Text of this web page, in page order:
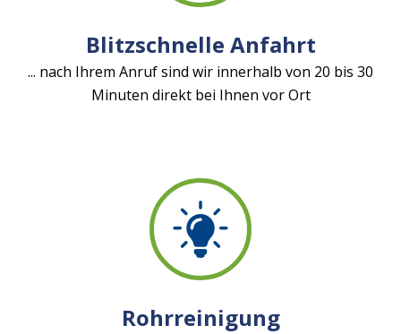
Blitzschnelle Anfahrt
... nach Ihrem Anruf sind wir innerhalb von 20 bis 30
Minuten direkt bei Ihnen vor Ort
Rohrreinigung